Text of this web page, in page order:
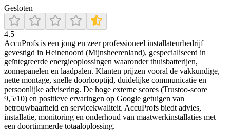
Gesloten
4.5
AccuProfs is een jong en zeer professioneel installateurbedrijf
gevestigd in Heinenoord (Mijnsheerenland), gespecialiseerd in
geïntegreerde energieoplossingen waaronder thuisbatterijen,
zonnepanelen en laadpalen. Klanten prijzen vooral de vakkundige,
nette montage, snelle doorlooptijd, duidelijke communicatie en
persoonlijke advisering. De hoge externe scores (Trustoo‑score
9,5/10) en positieve ervaringen op Google getuigen van
betrouwbaarheid en servicekwaliteit. AccuProfs biedt advies,
installatie, monitoring en onderhoud van maatwerkinstallaties met
een doortimmerde totaaloplossing.